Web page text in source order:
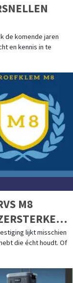
de komende jaren
en kennis in te
M8
lijkt misschien
die écht houdt. Of